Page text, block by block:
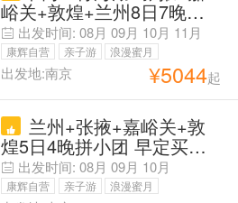
数+外籍可订>
峪关+敦煌+兰州8日7晚拼
小团 每周五出发班期安排
导游 【解锁4大湖】<青海
湖vs茶卡盐湖vs察尔汗盐湖
vs翡翠湖>莫高窟提前30天
升A票<上限8人 +市区+限
时升沙漠露营 +出行前随时
无损退（除机票）
出发时间: 08月 09月 10月 11月
康辉自营 亲子游
浪漫蜜月
父母安心游
出发地:南京 ¥5044起
兰州+张掖+嘉峪关+敦
煌5日4晚拼小团 早定买贵
退【双霞恋plus】【独】提
前30天预定 <莫高窟下单即
出发时间: 08月 09月 10月
康辉自营 亲子游
浪漫蜜月